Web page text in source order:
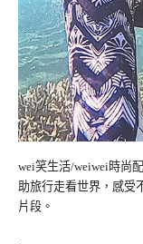
wei笑生活/weiwei時尚
助旅行走看世界，感受
片段。